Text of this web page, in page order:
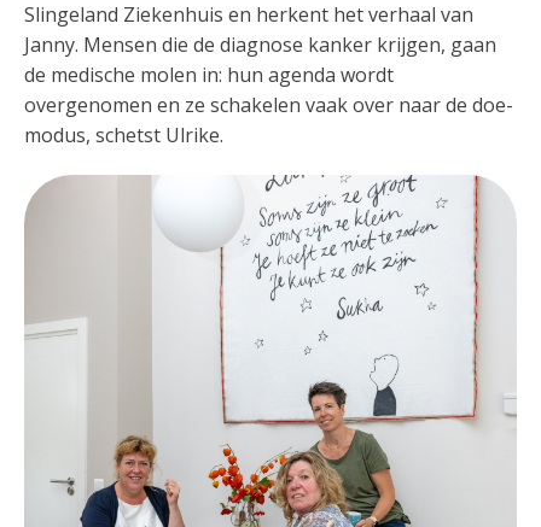
Slingeland Ziekenhuis en herkent het verhaal van
Janny. Mensen die de diagnose kanker krijgen, gaan
de medische molen in: hun agenda wordt
overgenomen en ze schakelen vaak over naar de doe-
modus, schetst Ulrike.